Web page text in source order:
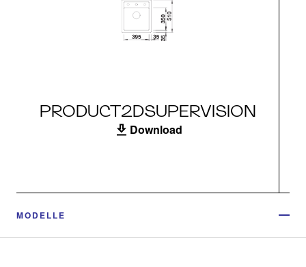
PRODUCT2DSUPERVISION
Download
MODELLE